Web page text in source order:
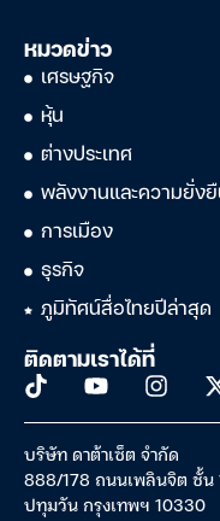
หมวดข่าว
เศรษฐกิจ
หุ้น
ต่างประเทศ
พลังงานและความยั่งยื
การเมือง
ธุรกิจ
ภูมิทัศน์สื่อไทยปีล่าสุด
ติดตามเราได้ที่
บริษัท ดาต้าเซ็ต จำกัด
888/178 ถนนเพลินจิต ชั้น
ปทุมวัน กรุงเทพฯ 10330